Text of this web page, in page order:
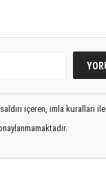
içeren, imla kuralları ile